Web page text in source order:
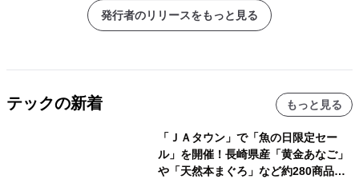
発行者のリリースをもっと見る
テックの新着 もっと見る
「ＪＡタウン」で「魚の日限定セー
ル」を開催！長崎県産「黄金あなご」
や「天然本まぐろ」など約280商品を